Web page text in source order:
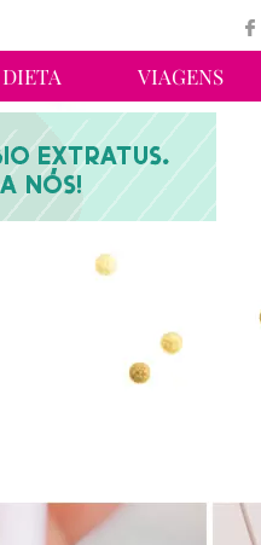
DIETA VIAGENS